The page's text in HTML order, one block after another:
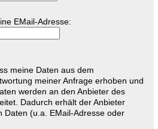
EMail-Adresse:
meine Daten aus dem
meiner Anfrage erhoben und
werden an den Anbieter des
Dadurch erhält der Anbieter
Daten (u.a. EMail-Adresse oder